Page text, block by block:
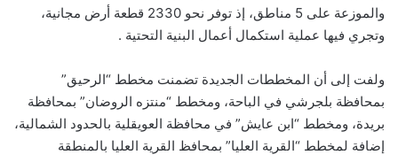
والموزعة على 5 مناطق، إذ توفر نحو 2330 قطعة أرض مجانية،
وتجري فيها عملية استكمال أعمال البنية التحتية .
ولفت إلى أن المخططات الجديدة تضمنت مخطط “الرحيق”
بمحافظة بلجرشي في الباحة، ومخطط “منتزه الروضان” بمحافظة
بريدة، ومخطط “ابن عايش” في محافظة العويقلية بالحدود الشمالية،
إضافة لمخطط “القرية العليا” بمحافظ القرية العليا بالمنطقة